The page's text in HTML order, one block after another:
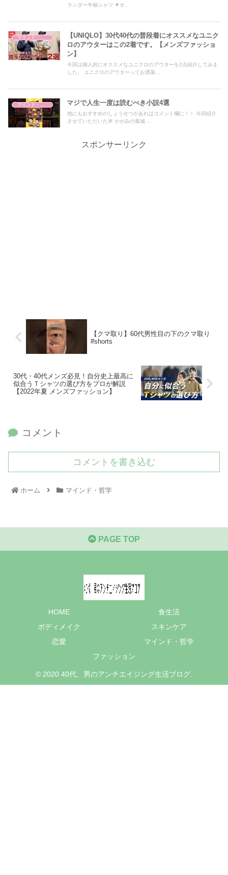
ランダー半袖シャツ ▼オ...
マインド・哲学
【UNIQLO】30代40代の普段着にオススメなユニク
ロのアウターはこの2着です。【メンズファッショ
ン】
今回は個人的にオススメなユニクロのアウターを2点紹介してみま
した。 ユニクロのアウターってお洒落...
マジで人生一度は読むべき小説4選
他にもおすすめのしょうせつがあればコメント欄に！！ 今回紹介
させていただいた本 かがみの孤城 ...
スポンサーリンク
【クマ取り】60代男性目の下のクマ取り
#shorts
30代・40代メンズ必見！自分史上最高に
似合うＴシャツの選び方をプロが解説
【2022年夏 メンズファッション】
コメント
コメントを書き込む
ホーム マインド・哲学
PAGE TOP
HOME
食生活
ボディメイク
スキンケア
恋愛
マインド・哲学
ファッション
© 2020 40代、男のアンチエイジング生活ブログ.